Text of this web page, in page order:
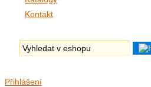
Kontakt
Přihlášení